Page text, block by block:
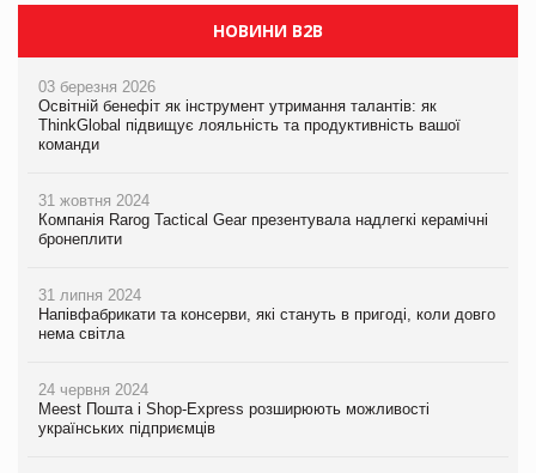
НОВИНИ B2B
03 березня 2026
Освітній бенефіт як інструмент утримання талантів: як
ThinkGlobal підвищує лояльність та продуктивність вашої
команди
31 жовтня 2024
Компанія Rarog Tactical Gear презентувала надлегкі керамічні
бронеплити
31 липня 2024
Напівфабрикати та консерви, які стануть в пригоді, коли довго
нема світла
24 червня 2024
Meest Пошта і Shop-Express розширюють можливості
українських підприємців